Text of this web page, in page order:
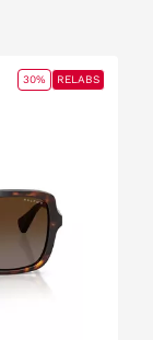
30% RELABS